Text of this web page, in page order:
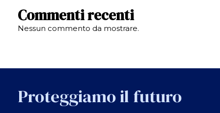
Commenti recenti
Nessun commento da mostrare.
Proteggiamo il futuro